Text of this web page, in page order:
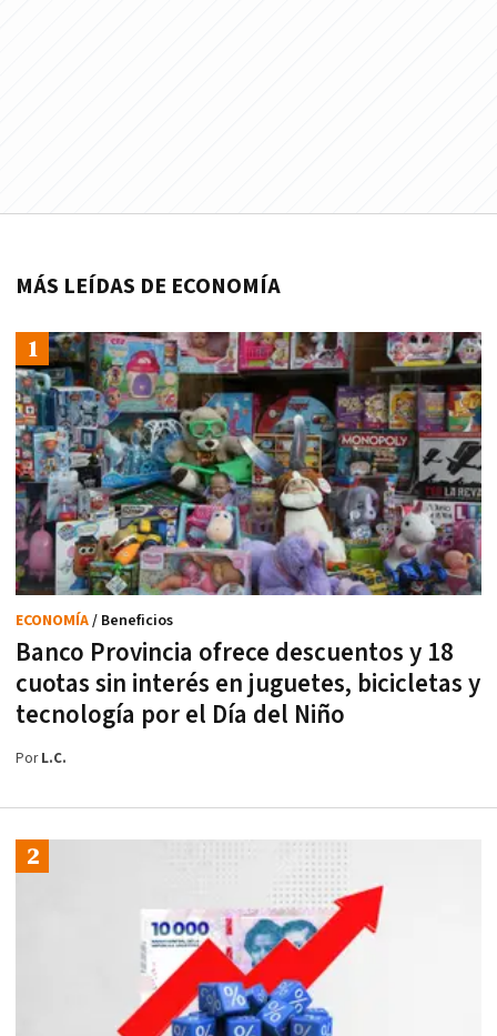
MÁS LEÍDAS DE ECONOMÍA
Banco Provincia ofrece descuentos y 18
cuotas sin interés en juguetes, bicicletas y
tecnología por el Día del Niño
ECONOMÍA/ Beneficios
PorL.C.